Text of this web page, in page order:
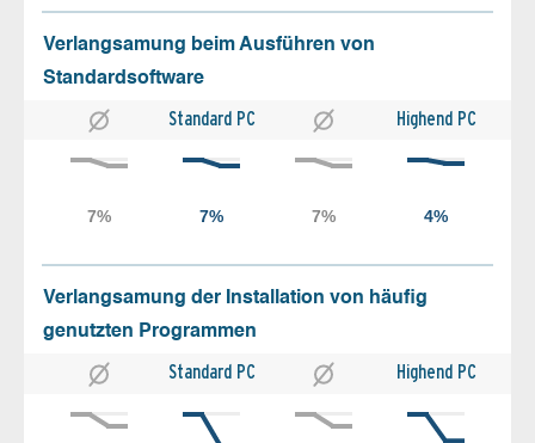
Verlangsamung beim Ausführen von
Standardsoftware
Standard PC Highend PC
Verlangsamung der Installation von häufig
genutzten Programmen
Standard PC Highend PC